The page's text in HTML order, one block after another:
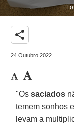
share
24 Outubro 2022
"Ossaciados
temem sonhos
levam a